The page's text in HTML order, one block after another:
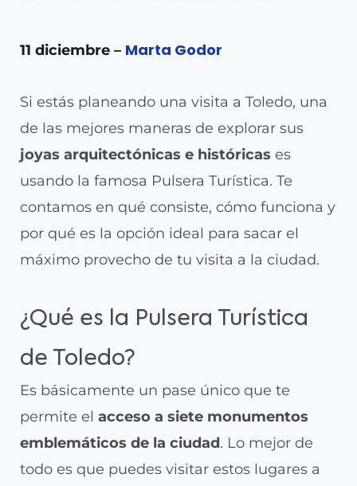
11 diciembre – Marta Godor
Si estás planeando una visita a Toledo, una
de las mejores maneras de explorar sus
joyas arquitectónicas e históricas es
usando la famosa Pulsera Turística. Te
contamos en qué consiste, cómo funciona y
por qué es la opción ideal para sacar el
máximo provecho de tu visita a la ciudad.
¿Qué es la Pulsera Turística
de Toledo?
Es básicamente un pase único que te
permite el acceso a siete monumentos
emblemáticos de la ciudad. Lo mejor de
todo es que puedes visitar estos lugares a